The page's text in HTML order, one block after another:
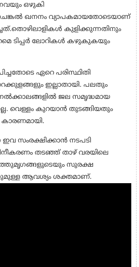
ഒഴുകി
ഖനനം വ്യാപകമായതോടെയാണ്
കുളിക്കുന്നതിനും
ടിപ്പർ ലോറികൾ കഴുകുകയും
ഏറെ പരിസ്ഥിതി
ഇല്ലാതായി. പലതും
ജല സമൃദ്ധമായ
വെള്ളം കുറയാൻ തുടങ്ങിയതും
കാരണമായി.
സംരക്ഷിക്കാൻ നടപടി
തടഞ്ഞ് താഴ് വരയിലെ
സുരക്ഷ
ആവശ്യം ശക്തമാണ്.